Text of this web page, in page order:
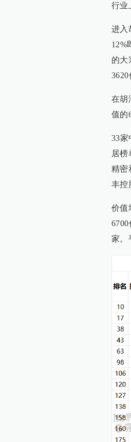
行业
进入
12%
的大
在胡
值的
33家
居榜
精密
丰控
价值
家。